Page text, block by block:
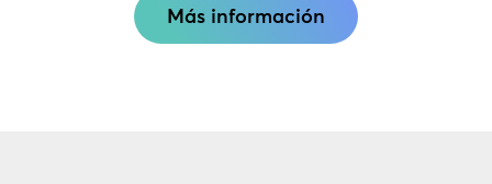
Más información